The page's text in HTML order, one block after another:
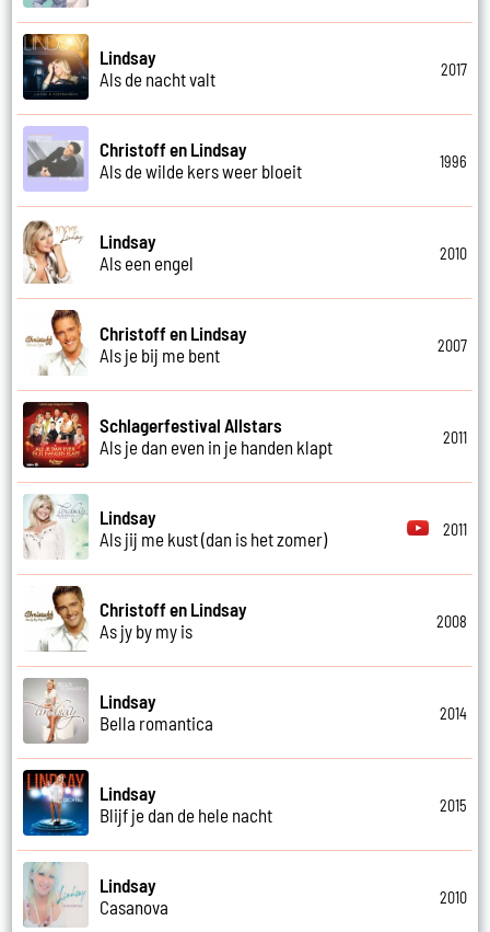
Lindsay
Als de nacht valt
2017
Christoff en Lindsay
Als de wilde kers weer bloeit
1996
Lindsay
Als een engel
2010
Christoff en Lindsay
Als je bij me bent
2007
Schlagerfestival Allstars
Als je dan even in je handen klapt
2011
Lindsay
Als jij me kust (dan is het zomer)
2011
Christoff en Lindsay
As jy by my is
2008
Lindsay
Bella romantica
2014
Lindsay
Blijf je dan de hele nacht
2015
Lindsay
Casanova
2010